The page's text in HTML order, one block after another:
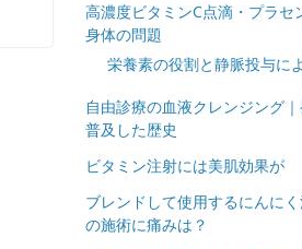
高濃度ビタミンC点滴・プラセ
身体の問題
栄養素の役割と静脈投与に
自由診療の血液クレンジング
普及した歴史
ビタミン注射には美肌効果が
ブレンドして使用するにんに
の施術に痛みは？